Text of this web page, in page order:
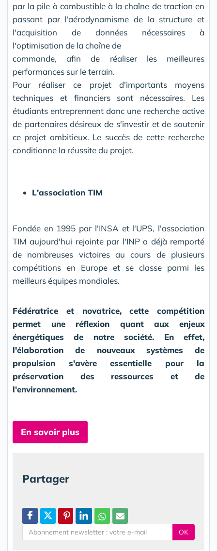
par la pile à combustible à la chaîne de traction en
passant par l'aérodynamisme de la structure et
l'acquisition de données nécessaires à
l'optimisation de la chaîne de
commande, afin de réaliser les meilleures
performances sur le terrain.
Pour réaliser ce projet d'importants moyens
techniques et financiers sont nécessaires. Les
étudiants entreprennent donc une recherche active
de partenaires désireux de s'investir et de soutenir
ce projet ambitieux. Le succès de cette recherche
conditionne la réussite du projet.
L'association TIM
Fondée en 1995 par l'INSA et l'UPS, l'association
TIM aujourd'hui rejointe par l'INP a déjà remporté
de nombreuses victoires au cours de plusieurs
compétitions en Europe et se classe parmi les
meilleurs équipes mondiales.
Fédératrice et novatrice, cette compétition
permet une réflexion quant aux enjeux
énergétiques de notre société. En effet,
l'élaboration de nouveaux systèmes de
propulsion s'avère essentielle pour la
préservation des ressources et de
l'environnement.
En savoir plus
Partager
OK